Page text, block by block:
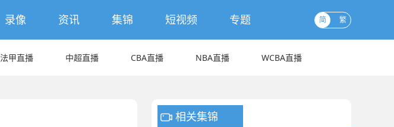
录像 资讯 集锦 短视频 专题 简 繁
法甲直播 中超直播 CBA直播 NBA直播 WCBA直播
相关集锦